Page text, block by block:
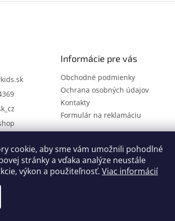
cookie, aby sme vám umožnili pohodlné
stránky a vďaka analýze neustále
výkon a použiteľnosť. Viac informácií
Informácie pre vás
Obchodné podmienky
Ochrana osobných údajov
Kontakty
Formulár na reklamáciu
Kontakty Novinky